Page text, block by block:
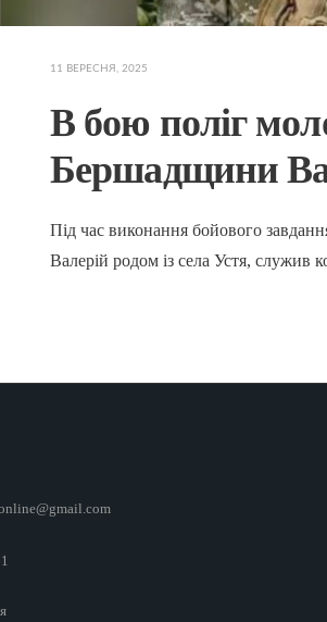
11 ВЕРЕСНЯ, 2025
В бою поліг
Бершадщини
Під час виконання бойового
Валерій родом із села Устя, служив